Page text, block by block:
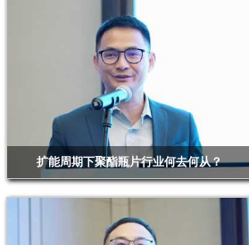
扩能周期下聚酯瓶片行业何去何从？
福建百宏聚纤科技实业有限公司/越南百宏实业有限
公司营销总经理 黎安